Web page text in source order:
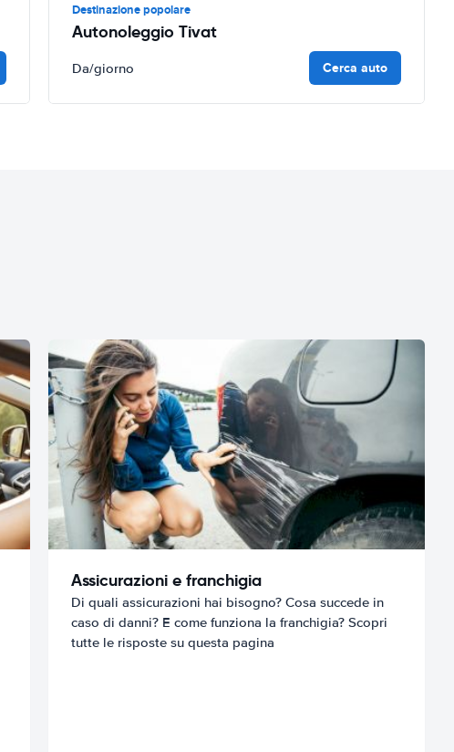
Destinazione popolare
Autonoleggio Tivat
Da/giorno Cerca auto
Assicurazioni e franchigia
Di quali assicurazioni hai bisogno? Cosa succede in
caso di danni? E come funziona la franchigia? Scopri
tutte le risposte su questa pagina